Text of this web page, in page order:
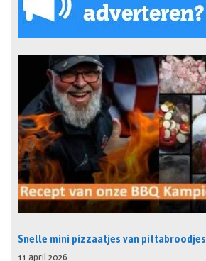
Snelle mini pizzaatjes van pittabroodjes
11 april 2026